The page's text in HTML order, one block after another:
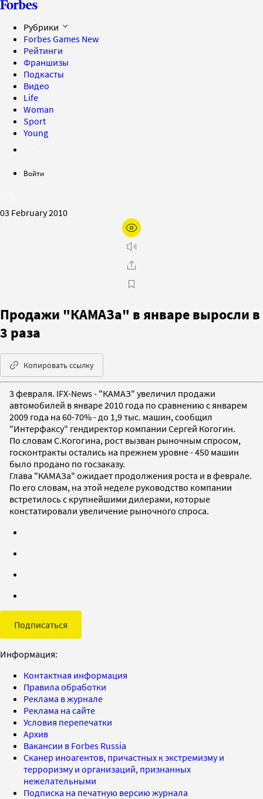
Рубрики
Forbes Games New
Рейтинги
Франшизы
Подкасты
Видео
Life
Woman
Sport
Young
Войти
03 February 2010
Продажи "КАМАЗа" в январе выросли в
3 раза
Копировать ссылку
3 февраля. IFX-News - "КАМАЗ" увеличил продажи
автомобилей в январе 2010 года по сравнению с январем
2009 года на 60-70% - до 1,9 тыс. машин, сообщил
"Интерфаксу" гендиректор компании Сергей Когогин.
По словам С.Когогина, рост вызван рыночным спросом,
госконтракты остались на прежнем уровне - 450 машин
было продано по госзаказу.
Глава "КАМАЗа" ожидает продолжения роста и в феврале.
По его словам, на этой неделе руководство компании
встретилось с крупнейшими дилерами, которые
констатировали увеличение рыночного спроса.
Подписаться
Информация:
Контактная информация
Правила обработки
Реклама в журнале
Реклама на сайте
Условия перепечатки
Архив
Вакансии в Forbes Russia
Сканер иноагентов, причастных к экстремизму и
терроризму и организаций, признанных
нежелательными
Подписка на печатную версию журнала